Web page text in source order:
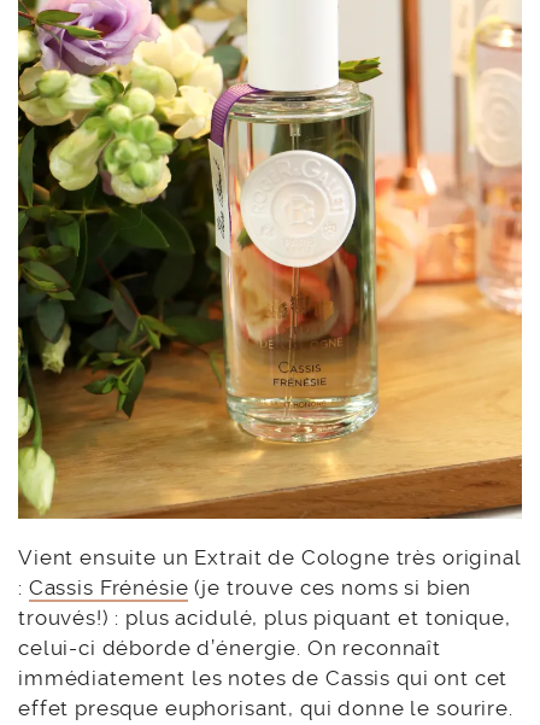
Vient ensuite un Extrait de Cologne très original
: Cassis Frénésie (je trouve ces noms si bien
trouvés!) : plus acidulé, plus piquant et tonique,
celui-ci déborde d’énergie. On reconnaît
immédiatement les notes de Cassis qui ont cet
effet presque euphorisant, qui donne le sourire.